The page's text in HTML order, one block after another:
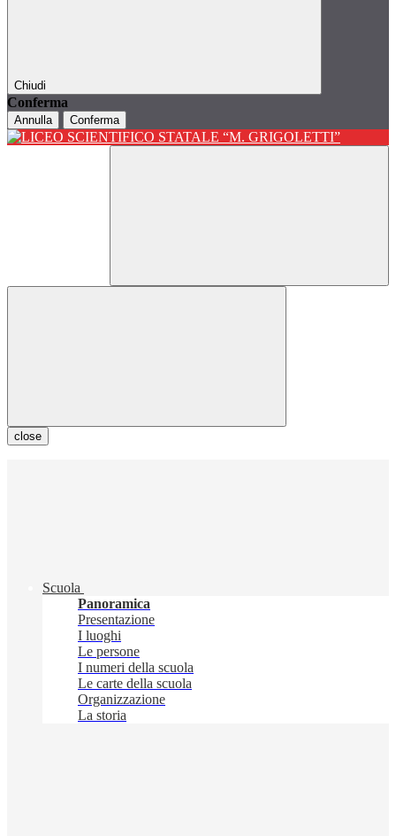
Chiudi
Conferma
Annulla Conferma
close
Scuola
Panoramica
Presentazione
I luoghi
Le persone
I numeri della scuola
Le carte della scuola
Organizzazione
La storia